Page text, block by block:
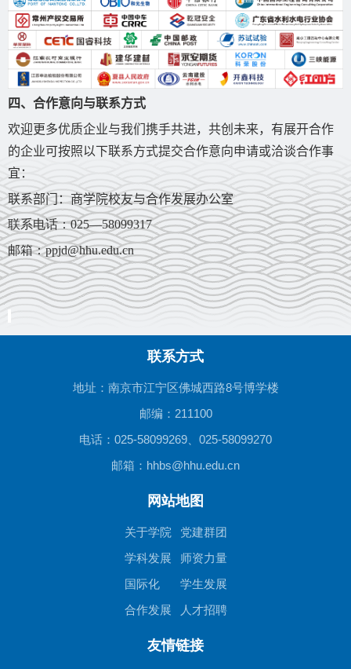
四、合作意向与联系方式
欢迎更多优质企业与我们携手共进，共创未来，有展开合作
的企业可按照以下联系方式提交合作意向申请或洽谈合作事
宜：
联系部门：商学院校友与合作发展办公室
联系电话：025—58099317
邮箱：ppjd@hhu.edu.cn
联系方式
地址：南京市江宁区佛城西路8号博学楼
邮编：211100
电话：025-58099269、025-58099270
邮箱：hhbs@hhu.edu.cn
网站地图
关于学院
党建群团
学科发展
师资力量
国际化
学生发展
合作发展
人才招聘
友情链接